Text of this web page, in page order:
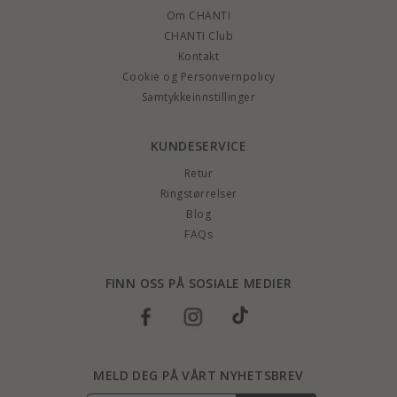
Om CHANTI
CHANTI Club
Kontakt
Cookie og Personvernpolicy
Samtykkeinnstillinger
KUNDESERVICE
Retur
Ringstørrelser
Blog
FAQs
FINN OSS PÅ SOSIALE MEDIER
MELD DEG PÅ VÅRT NYHETSBREV